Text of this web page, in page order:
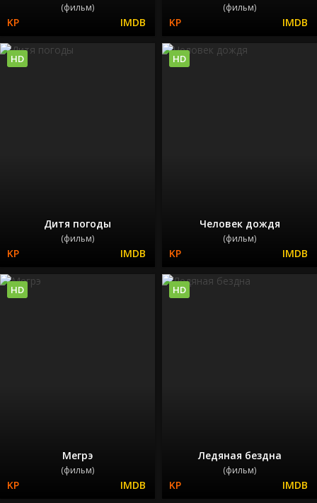
(фильм) (фильм)
Дитя погоды
(фильм)
HD
Человек дождя
(фильм)
HD
Мегрэ
(фильм)
HD
Ледяная бездна
(фильм)
HD